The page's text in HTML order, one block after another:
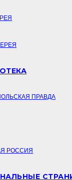
ПРАВДА
РОССИЯ